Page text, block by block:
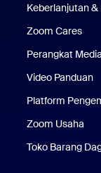
Keberlanjutan &
Zoom Cares
Perangkat Media
Video Panduan
Platform
Zoom Usaha
Toko Barang